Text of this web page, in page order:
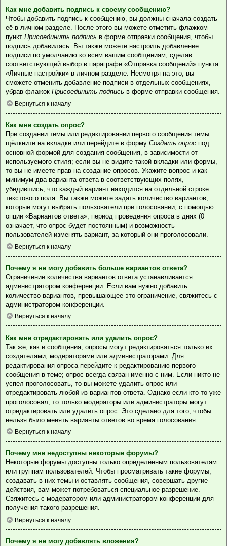
Как мне добавить подпись к своему сообщению?
Чтобы добавить подпись к сообщению, вы должны сначала создать
её в личном разделе. После этого вы можете отметить флажком
пункт Присоединить подпись в форме отправки сообщения, чтобы
подпись добавилась. Вы также можете настроить добавление
подписи по умолчанию ко всем вашим сообщениям, сделав
соответствующий выбор в параграфе «Отправка сообщений» пункта
«Личные настройки» в личном разделе. Несмотря на это, вы
сможете отменить добавление подписи в отдельных сообщениях,
убрав флажок Присоединить подпись в форме отправки сообщения.
Вернуться к началу
Как мне создать опрос?
При создании темы или редактировании первого сообщения темы
щёлкните на вкладке или перейдите в форму Создать опрос под
основной формой для создания сообщения, в зависимости от
используемого стиля; если вы не видите такой вкладки или формы,
то вы не имеете прав на создание опросов. Укажите вопрос и как
минимум два варианта ответа в соответствующих полях,
убедившись, что каждый вариант находится на отдельной строке
текстового поля. Вы также можете задать количество вариантов,
которые могут выбрать пользователи при голосовании, с помощью
опции «Вариантов ответа», период проведения опроса в днях (0
означает, что опрос будет постоянным) и возможность
пользователей изменять вариант, за который они проголосовали.
Вернуться к началу
Почему я не могу добавить больше вариантов ответа?
Ограничение количества вариантов ответа устанавливается
администратором конференции. Если вам нужно добавить
количество вариантов, превышающее это ограничение, свяжитесь с
администратором конференции.
Вернуться к началу
Как мне отредактировать или удалить опрос?
Так же, как и сообщения, опросы могут редактироваться только их
создателями, модераторами или администраторами. Для
редактирования опроса перейдите к редактированию первого
сообщения в теме; опрос всегда связан именно с ним. Если никто не
успел проголосовать, то вы можете удалить опрос или
отредактировать любой из вариантов ответа. Однако если кто-то уже
проголосовал, то только модераторы или администраторы могут
отредактировать или удалить опрос. Это сделано для того, чтобы
нельзя было менять варианты ответов во время голосования.
Вернуться к началу
Почему мне недоступны некоторые форумы?
Некоторые форумы доступны только определённым пользователям
или группам пользователей. Чтобы просматривать такие форумы,
создавать в них темы и оставлять сообщения, совершать другие
действия, вам может потребоваться специальное разрешение.
Свяжитесь с модератором или администратором конференции для
получения такого разрешения.
Вернуться к началу
Почему я не могу добавлять вложения?